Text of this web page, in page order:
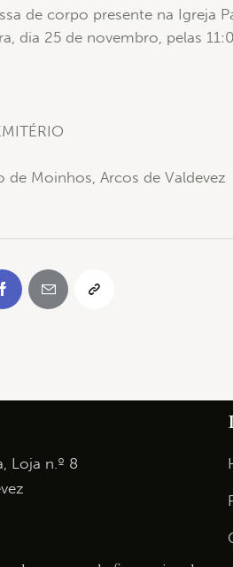
de corpo presente na Igreja
dia 25 de novembro, pelas
de Moinhos, Arcos de Valdevez
Loja n.º 8